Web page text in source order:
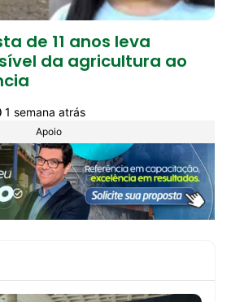
de 11 anos leva
da agricultura ao
1 semana atrás
Apoio